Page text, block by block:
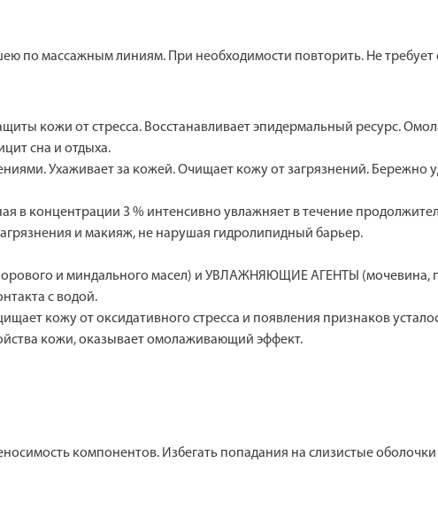
по массажным линиям. При необходимости повторить. Не требует
кожи от стресса. Восстанавливает эпидермальный ресурс.
сна и отдыха.
Ухаживает за кожей. Очищает кожу от загрязнений. Бережно
концентрации 3 % интенсивно увлажняет в течение
и макияж, не нарушая гидролипидный барьер.
и миндального масел) и УВЛАЖНЯЮЩИЕ АГЕНТЫ (мочевина,
с водой.
кожу от оксидативного стресса и появления признаков
кожи, оказывает омолаживающий эффект.
компонентов. Избегать попадания на слизистые